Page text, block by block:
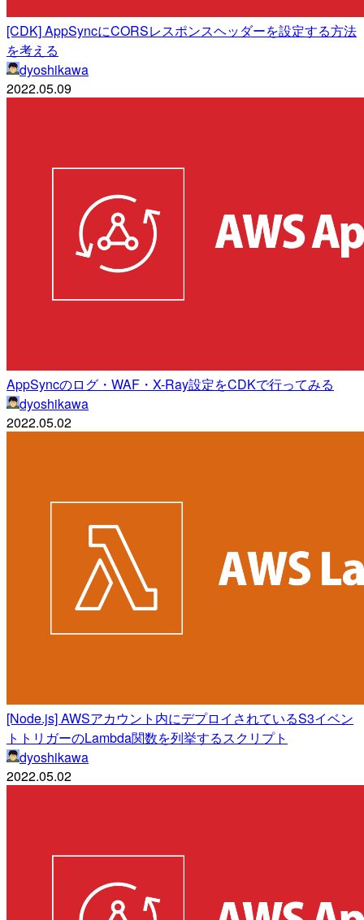
[CDK] AppSyncにCORSレスポンスヘッダーを設定する方法
を考える
dyoshikawa
2022.05.09
AppSyncのログ・WAF・X-Ray設定をCDKで行ってみる
dyoshikawa
2022.05.02
[Node.js] AWSアカウント内にデプロイされているS3イベン
トトリガーのLambda関数を列挙するスクリプト
dyoshikawa
2022.05.02